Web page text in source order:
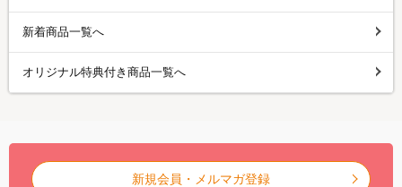
新着商品一覧へ
オリジナル特典付き商品一覧へ
新規会員・メルマガ登録